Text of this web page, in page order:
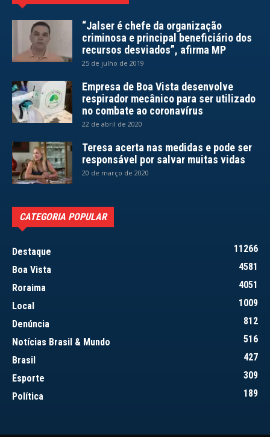
“Jalser é chefe da organização
criminosa e principal beneficiário dos
recursos desviados”, afirma MP
25 de julho de 2019
Empresa de Boa Vista desenvolve
respirador mecânico para ser utilizado
no combate ao coronavírus
22 de abril de 2020
Teresa acerta nas medidas e pode ser
responsável por salvar muitas vidas
20 de março de 2020
CATEGORIA POPULAR
Destaque
11266
Boa Vista
4581
Roraima
4051
Local
1009
Denúncia
812
Notícias Brasil & Mundo
516
Brasil
427
Esporte
309
Política
189